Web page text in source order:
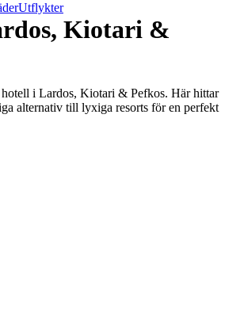
Utflykter
Kiotari &
i Lardos, Kiotari & Pefkos. Här hittar
alternativ till lyxiga resorts för en perfekt